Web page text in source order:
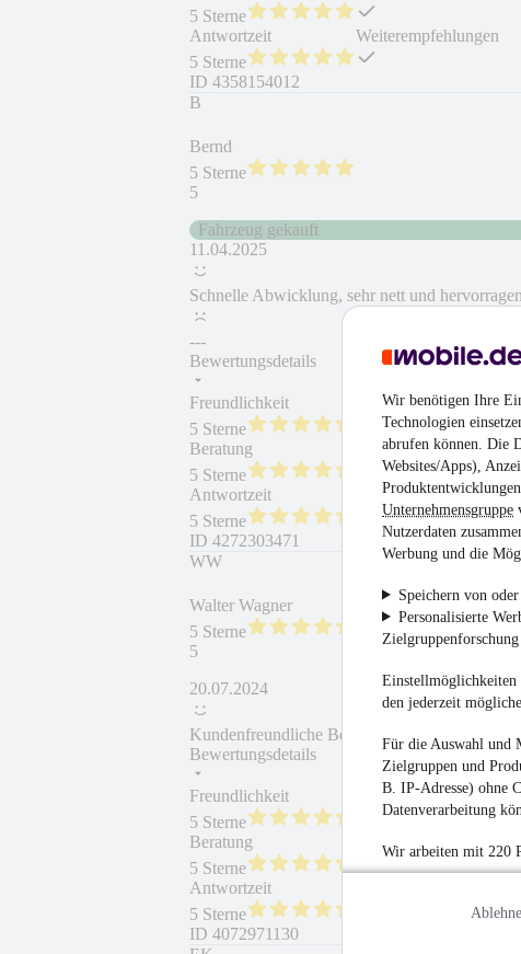
Wir benötigen Ihre
Technologien
abrufen können. Die
Websites/Apps),
Unternehmensgruppe
Nutzerdaten
Werbung und die
Speichern von
Personalisierte
Einstellmöglichkeiten
den jederzeit
Für die Auswahl und
Zielgruppen und
B. IP-Adresse) ohne
Datenverarbeitung
Wir arbeiten mit 220
5 Sterne
Antwortzeit
5 Sterne
Weiterempfehlungen
ID 4358154012
B
Bernd
5 Sterne
5
Fahrzeug gekauft
11.04.2025
Schnelle Abwicklung, sehr nett und
---
Bewertungsdetails
Freundlichkeit
5 Sterne
Beratung
5 Sterne
Antwortzeit
5 Sterne
Fahrzeug gekauft
Fahrzeug wie
Weiterempfehlungen
ID 4272303471
WW
Walter Wagner
5 Sterne
5
20.07.2024
Kundenfreundliche Beratung
Bewertungsdetails
Freundlichkeit
5 Sterne
Beratung
5 Sterne
Antwortzeit
5 Sterne
Fahrzeug gekauft
Fahrzeug wie
ID 4072971130